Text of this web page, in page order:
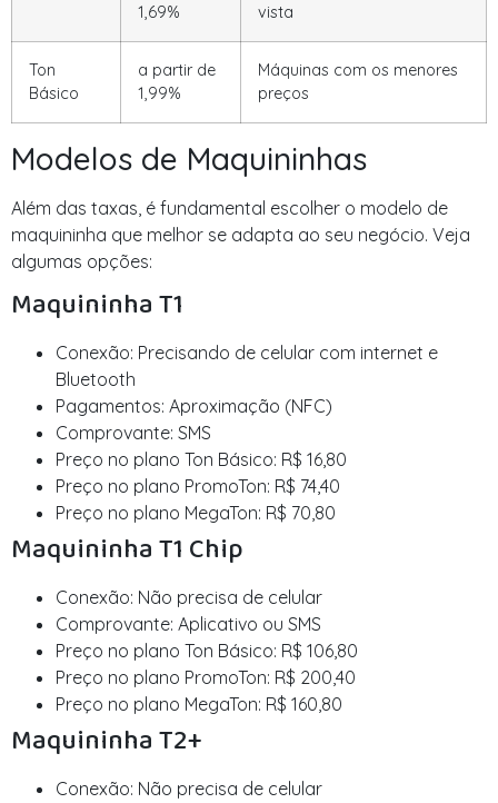
1,69%
vista
Ton
Básico
a partir de
1,99%
Máquinas com os menores
preços
Modelos de Maquininhas
Além das taxas, é fundamental escolher o modelo de
maquininha que melhor se adapta ao seu negócio. Veja
algumas opções:
Maquininha T1
Conexão: Precisando de celular com internet e
Bluetooth
Pagamentos: Aproximação (NFC)
Comprovante: SMS
Preço no plano Ton Básico: R$ 16,80
Preço no plano PromoTon: R$ 74,40
Preço no plano MegaTon: R$ 70,80
Maquininha T1 Chip
Conexão: Não precisa de celular
Comprovante: Aplicativo ou SMS
Preço no plano Ton Básico: R$ 106,80
Preço no plano PromoTon: R$ 200,40
Preço no plano MegaTon: R$ 160,80
Maquininha T2+
Conexão: Não precisa de celular